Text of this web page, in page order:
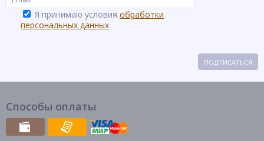
Я принимаю условия обработки
персональных данных
ПОДПИСАТЬСЯ
Способы оплаты